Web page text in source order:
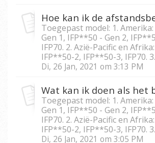
Toegepast model: 1.
Gen 1, IFP**50 - Gen 2,
IFP70. 2. Azië-Pacific en
IFP**50-2, IFP**50-3, IFP70.
Di, 26 Jan, 2021 om 3:13 PM
Toegepast model: 1.
Gen 1, IFP**50 - Gen 2,
IFP70. 2. Azië-Pacific en
IFP**50-2, IFP**50-3, IFP70.
Di, 26 Jan, 2021 om 3:05 PM